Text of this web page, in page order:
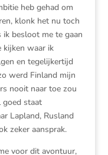
heb gehad om
klonk het nu toch
besloot me te gaan
kijken waar ik
en tegelijkertijd
werd Finland mijn
nooit naar toe zou
goed staat
Lapland, Rusland
zeker aansprak.
voor dit avontuur,